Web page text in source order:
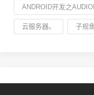
ANDROID开发之
云服务器。 子规鱼